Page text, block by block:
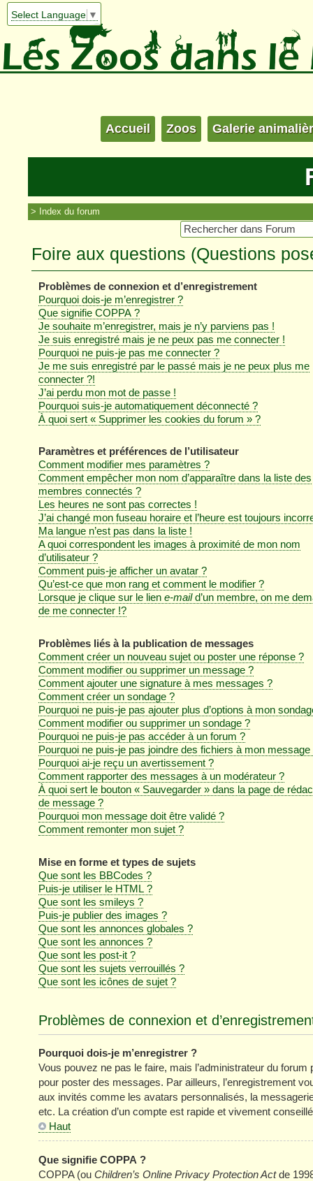
Select Language ▼
Accueil Zoos Galerie
Index du forum
Foire aux questions (Questions
Problèmes de connexion et d’enregistrement
Pourquoi dois-je m’enregistrer ?
Que signifie COPPA ?
Je souhaite m’enregistrer, mais je n’y parviens pas !
Je suis enregistré mais je ne peux pas me connecter !
Pourquoi ne puis-je pas me connecter ?
Je me suis enregistré par le passé mais je ne peux plus me
connecter ?!
J’ai perdu mon mot de passe !
Pourquoi suis-je automatiquement déconnecté ?
À quoi sert « Supprimer les cookies du forum » ?
Paramètres et préférences de l’utilisateur
Comment modifier mes paramètres ?
Comment empêcher mon nom d’apparaître dans la liste des
membres connectés ?
Les heures ne sont pas correctes !
J’ai changé mon fuseau horaire et l’heure est toujours
Ma langue n’est pas dans la liste !
A quoi correspondent les images à proximité de mon nom
d’utilisateur ?
Comment puis-je afficher un avatar ?
Qu’est-ce que mon rang et comment le modifier ?
Lorsque je clique sur le lien e-maild’un membre, on me
de me connecter !?
Problèmes liés à la publication de messages
Comment créer un nouveau sujet ou poster une réponse ?
Comment modifier ou supprimer un message ?
Comment ajouter une signature à mes messages ?
Comment créer un sondage ?
Pourquoi ne puis-je pas ajouter plus d’options à mon
Comment modifier ou supprimer un sondage ?
Pourquoi ne puis-je pas accéder à un forum ?
Pourquoi ne puis-je pas joindre des fichiers à mon message
Pourquoi ai-je reçu un avertissement ?
Comment rapporter des messages à un modérateur ?
À quoi sert le bouton « Sauvegarder » dans la page de
de message ?
Pourquoi mon message doit être validé ?
Comment remonter mon sujet ?
Mise en forme et types de sujets
Que sont les BBCodes ?
Puis-je utiliser le HTML ?
Que sont les smileys ?
Puis-je publier des images ?
Que sont les annonces globales ?
Que sont les annonces ?
Que sont les post-it ?
Que sont les sujets verrouillés ?
Que sont les icônes de sujet ?
Problèmes de connexion et
Pourquoi dois-je m’enregistrer ?
Vous pouvez ne pas le faire, mais l’administrateur du
pour poster des messages. Par ailleurs, l’enregistrement
aux invités comme les avatars personnalisés, la
etc. La création d’un compte est rapide et vivement
Haut
Que signifie COPPA ?
COPPA (ou Children’s Online Privacy Protection Actde